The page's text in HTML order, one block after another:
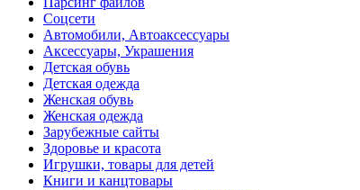
Соцсети
Автомобили, Автоаксессуары
Аксессуары, Украшения
Детская обувь
Детская одежда
Женская обувь
Женская одежда
Зарубежные сайты
Здоровье и красота
Игрушки, товары для детей
Книги и канцтовары